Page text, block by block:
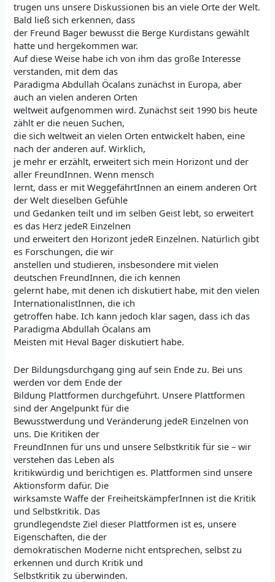
trugen uns unsere Diskussionen bis an viele Orte der Welt.
Bald ließ sich erkennen, dass
der Freund Bager bewusst die Berge Kurdistans gewählt
hatte und hergekommen war.
Auf diese Weise habe ich von ihm das große Interesse
verstanden, mit dem das
Paradigma Abdullah Öcalans zunächst in Europa, aber
auch an vielen anderen Orten
weltweit aufgenommen wird. Zunächst seit 1990 bis heute
zählt er die neuen Suchen,
die sich weltweit an vielen Orten entwickelt haben, eine
nach der anderen auf. Wirklich,
je mehr er erzählt, erweitert sich mein Horizont und der
aller FreundInnen. Wenn mensch
lernt, dass er mit WeggefährtInnen an einem anderen Ort
der Welt dieselben Gefühle
und Gedanken teilt und im selben Geist lebt, so erweitert
es das Herz jedeR Einzelnen
und erweitert den Horizont jedeR Einzelnen. Natürlich gibt
es Forschungen, die wir
anstellen und studieren, insbesondere mit vielen
deutschen FreundInnen, die ich kennen
gelernt habe, mit denen ich diskutiert habe, mit den vielen
InternationalistInnen, die ich
getroffen habe. Ich kann jedoch klar sagen, dass ich das
Paradigma Abdullah Öcalans am
Meisten mit Heval Bager diskutiert habe.
Der Bildungsdurchgang ging auf sein Ende zu. Bei uns
werden vor dem Ende der
Bildung Plattformen durchgeführt. Unsere Plattformen
sind der Angelpunkt für die
Bewusstwerdung und Veränderung jedeR Einzelnen von
uns. Die Kritiken der
FreundInnen für uns und unsere Selbstkritik für sie – wir
verstehen das Leben als
kritikwürdig und berichtigen es. Plattformen sind unsere
Aktionsform dafür. Die
wirksamste Waffe der FreiheitskämpferInnen ist die Kritik
und Selbstkritik. Das
grundlegendste Ziel dieser Plattformen ist es, unsere
Eigenschaften, die der
demokratischen Moderne nicht entsprechen, selbst zu
erkennen und durch Kritik und
Selbstkritik zu überwinden.